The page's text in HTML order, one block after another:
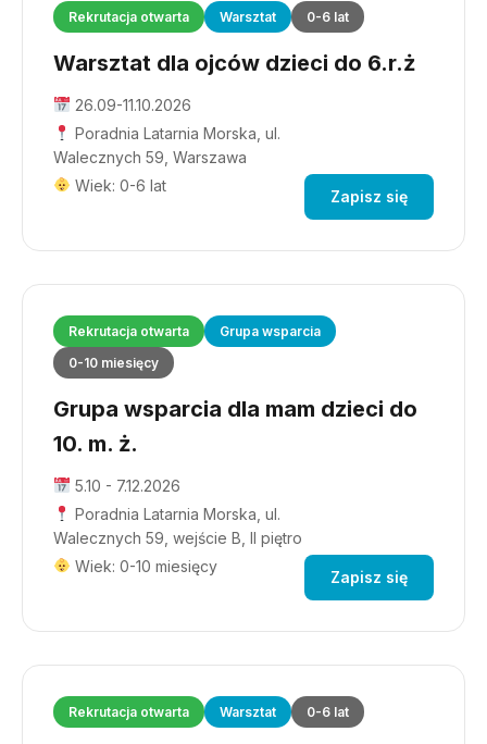
Rekrutacja otwarta Warsztat 0-6 lat
Warsztat dla ojców dzieci do 6.r.ż
26.09-11.10.2026
Poradnia Latarnia Morska, ul.
Walecznych 59, Warszawa
Wiek: 0-6 lat
Zapisz się
Rekrutacja otwarta
Grupa wsparcia
0-10 miesięcy
Grupa wsparcia dla mam dzieci do
10. m. ż.
5.10 - 7.12.2026
Poradnia Latarnia Morska, ul.
Walecznych 59, wejście B, II piętro
Wiek: 0-10 miesięcy
Zapisz się
Rekrutacja otwarta Warsztat 0-6 lat